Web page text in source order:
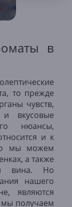
в
то прежде
чувств,
вкусовые
нюансы,
и к
мы можем
а также
вина. Но
нашего
являются
мы получаем